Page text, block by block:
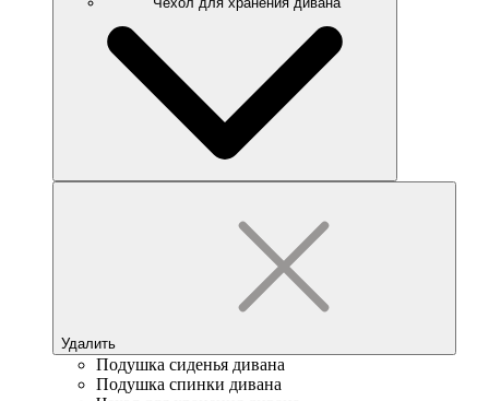
Удалить
Подушка сиденья дивана
Подушка спинки дивана